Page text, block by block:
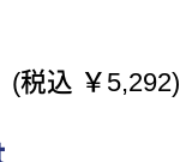
(税込 ￥5,292)